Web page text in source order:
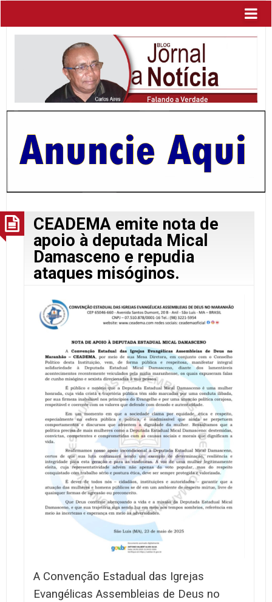
CEADEMA emite nota de
apoio à deputada Mical
Damasceno e repudia
ataques misóginos.
A Convenção Estadual das Igrejas
Evangélicas Assembleias de Deus no